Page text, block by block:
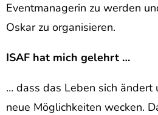
Eventmanagerin zu werden
Oskar zu organisieren.
ISAF hat mich gelehrt …
… dass das Leben sich ändert
neue Möglichkeiten wecken.